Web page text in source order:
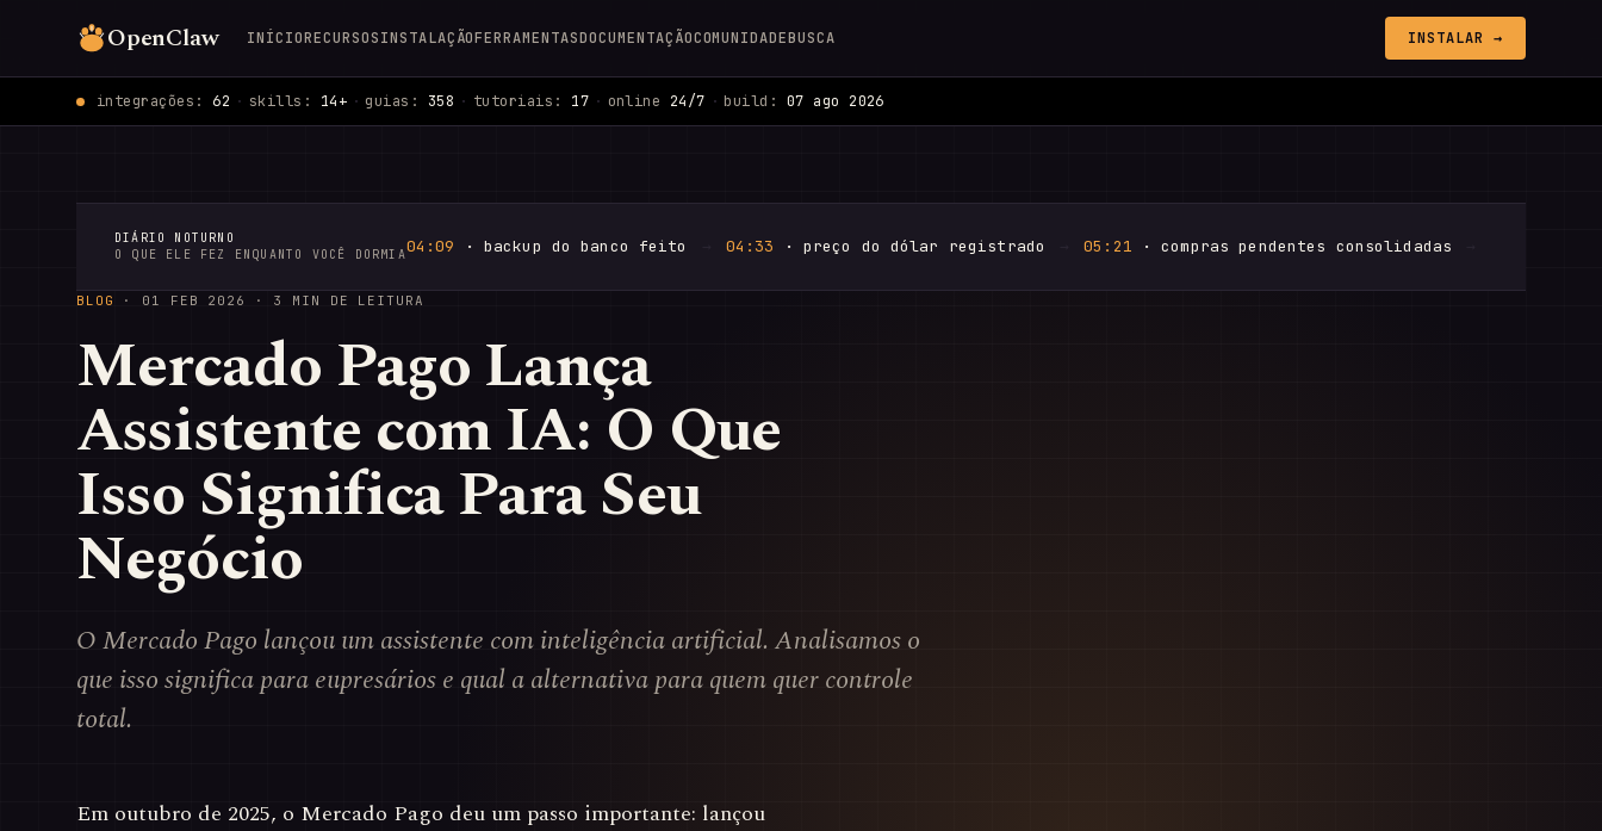
OpenClaw INÍCIORECURSOSINSTALAÇÃOFERRAMENTASDOCUMENTAÇÃOCOMUNIDADEBUSCA INSTALAR →
integrações: 62 · skills: 14+ · guias: 358 · tutoriais: 17 · online 24/7 · build: 07 ago 2026
DIÁRIO NOTURNO
O QUE ELE FEZ ENQUANTO VOCÊ DORMIA04:09 · backup do banco feito 04:33 · preço do dólar registrado 05:21 · compras pendentes consolidadas
BLOG · 01 FEB 2026 · 3 MIN DE LEITURA
Mercado Pago Lança
Assistente com IA: O Que
Isso Significa Para Seu
Negócio
O Mercado Pago lançou um assistente com inteligência artificial. Analisamos o
que isso significa para eupresários e qual a alternativa para quem quer controle
total.
Em outubro de 2025, o Mercado Pago deu um passo importante: lançou